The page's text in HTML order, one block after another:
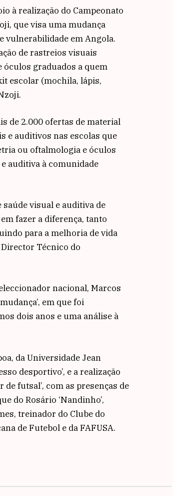
à realização do Campeonato
que visa uma mudança
vulnerabilidade em Angola.
de rastreios visuais
graduados a quem
escolar (mochila, lápis,
de 2.000 ofertas de material
e auditivos nas escolas que
ou oftalmologia e óculos
auditiva à comunidade
visual e auditiva de
fazer a diferença, tanto
para a melhoria de vida
Técnico do
nacional, Marcos
em que foi
dois anos e uma análise à
da Universidade Jean
desportivo’, e a realização
futsal’, com as presenças de
do Rosário ‘Nandinho’,
treinador do Clube do
de Futebol e da FAFUSA.